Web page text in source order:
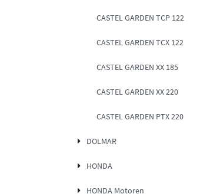
CASTEL GARDEN TCP 122
CASTEL GARDEN TCX 122
CASTEL GARDEN XX 185
CASTEL GARDEN XX 220
CASTEL GARDEN PTX 220
DOLMAR
HONDA
HONDA Motoren